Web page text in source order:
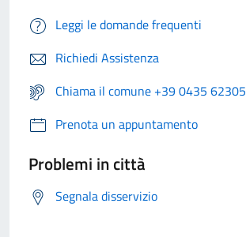
Leggi le domande frequenti
Richiedi Assistenza
Chiama il comune +39 0435 62305
Prenota un appuntamento
Problemi in città
Segnala disservizio